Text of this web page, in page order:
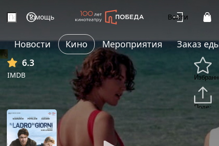
Помощь Войти
Новости Кино Мероприятия
Заказ
6.3
IMDB
+6